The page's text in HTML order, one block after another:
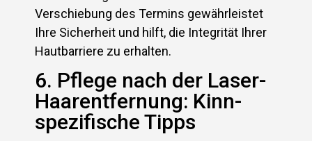
Verschiebung des Termins gewährleistet
Ihre Sicherheit und hilft, die Integrität Ihrer
Hautbarriere zu erhalten.
6. Pflege nach der Laser-
Haarentfernung: Kinn-
spezifische Tipps